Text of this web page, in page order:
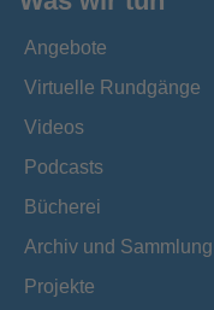
Angebote
Virtuelle Rundgänge
Videos
Podcasts
Bücherei
Archiv und Sammlung
Projekte